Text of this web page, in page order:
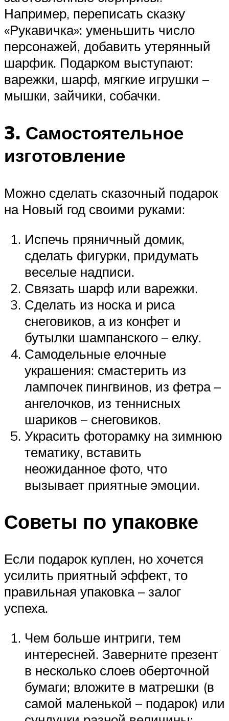
Например, переписать сказку
«Рукавичка»: уменьшить число
персонажей, добавить утерянный
шарфик. Подарком выступают:
варежки, шарф, мягкие игрушки –
мышки, зайчики, собачки.
3. Самостоятельное
изготовление
Можно сделать сказочный подарок
на Новый год своими руками:
Испечь пряничный домик,
сделать фигурки, придумать
веселые надписи.
Связать шарф или варежки.
Сделать из носка и риса
снеговиков, а из конфет и
бутылки шампанского – елку.
Самодельные елочные
украшения: смастерить из
лампочек пингвинов, из фетра –
ангелочков, из теннисных
шариков – снеговиков.
Украсить фоторамку на зимнюю
тематику, вставить
неожиданное фото, что
вызывает приятные эмоции.
Советы по упаковке
Если подарок куплен, но хочется
усилить приятный эффект, то
правильная упаковка – залог
успеха.
Чем больше интриги, тем
интересней. Заверните презент
в несколько слоев оберточной
бумаги; вложите в матрешки (в
самой маленькой – подарок) или